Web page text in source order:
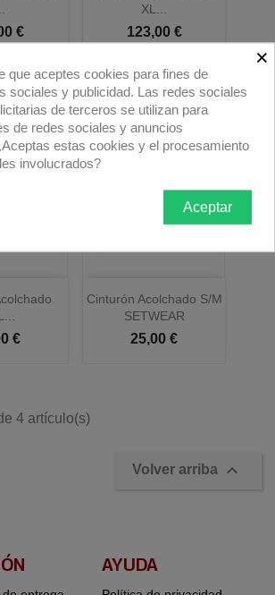
€
XL...
123,00 €
€
Cinturón Acolchado S/M
SETWEAR
25,00 €
4 artículo(s)
Volver arriba 
AYUDA
×
que aceptes cookies para fines de
sociales y publicidad. Las redes sociales
de terceros se utilizan para
de redes sociales y anuncios
estas cookies y el procesamiento
involucrados?
Aceptar